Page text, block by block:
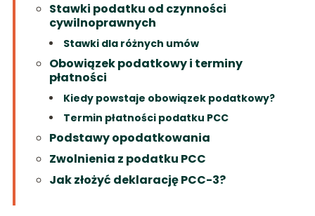
Stawki podatku od czynności
cywilnoprawnych
Stawki dla różnych umów
Obowiązek podatkowy i terminy
płatności
Kiedy powstaje obowiązek podatkowy?
Termin płatności podatku PCC
Podstawy opodatkowania
Zwolnienia z podatku PCC
Jak złożyć deklarację PCC-3?